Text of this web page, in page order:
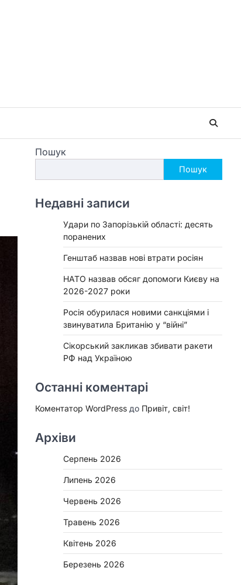
Пошук
Пошук
Недавні записи
Удари по Запорізькій області: десять
поранених
Генштаб назвав нові втрати росіян
НАТО назвав обсяг допомоги Києву на
2026-2027 роки
Росія обурилася новими санкціями і
звинуватила Британію у “війні”
Сікорський закликав збивати ракети
РФ над Україною
Останні коментарі
Коментатор WordPress до Привіт, світ!
Архіви
Серпень 2026
Липень 2026
Червень 2026
Травень 2026
Квітень 2026
Березень 2026